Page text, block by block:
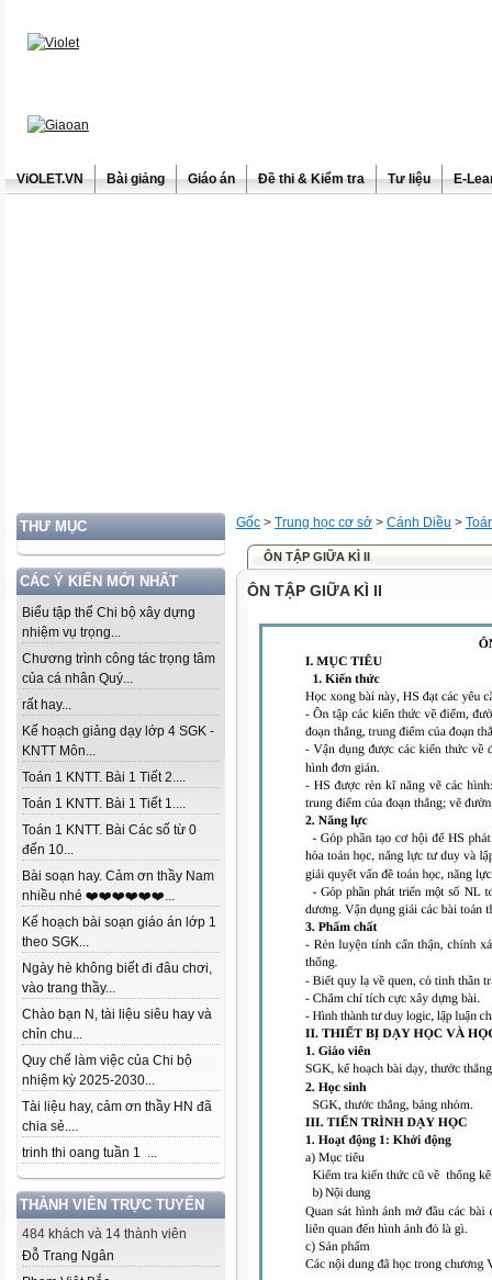
ViOLET.VN Bài giảng Giáo án Đề thi & Kiểm tra Tư liệu E-
THƯ MỤC
CÁC Ý KIẾN MỚI NHẤT
Biểu tập thể Chi bộ xây dựng
nhiệm vụ trọng...
Chương trình công tác trọng tâm
của cá nhân Quý...
rất hay...
Kế hoạch giảng dạy lớp 4 SGK -
KNTT Môn...
Toán 1 KNTT. Bài 1 Tiết 2....
Toán 1 KNTT. Bài 1 Tiết 1....
Toán 1 KNTT. Bài Các số từ 0
đến 10...
Bài soạn hay. Cảm ơn thầy Nam
nhiều nhé ❤️❤️❤️❤️❤️❤️...
Kế hoạch bài soạn giáo án lớp 1
theo SGK...
Ngày hè không biết đi đâu chơi,
vào trang thầy...
Chào bạn N, tài liệu siêu hay và
chỉn chu...
Quy chế làm việc của Chi bộ
nhiệm kỳ 2025-2030...
Tài liệu hay, cảm ơn thầy HN đã
chia sẻ....
trinh thi oang tuần 1 ...
THÀNH VIÊN TRỰC TUYẾN
484 khách và 14 thành viên
Đỗ Trang Ngân
Gốc > Trung học cơ sở > Cánh Diều >
ÔN TẬP GIỮA KÌ II
ÔN TẬP GIỮA KÌ II